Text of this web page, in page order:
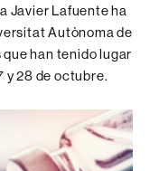
Javier Lafuente ha
Autònoma de
han tenido lugar
y 28 de octubre.